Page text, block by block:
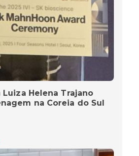
Helena Trajano
na Coreia do Sul